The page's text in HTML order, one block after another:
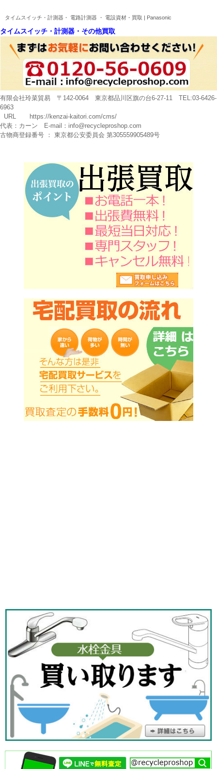
タイムスイッチ・計測器・ 電路計測器 ・ 電設資材・買取 | Panasonic
タイムスイッチ・計測器・その他買取
有限会社玲菜貿易 〒142-0064 東京都品川区旗の台6-27-11 TEL:03-6426-
6963
URL
https://kenzai-kaitori.com/cms/
代表：カーン E-mail： info@recycleproshop.com
古物商登録番号 ： 東京都公安委員会 第305559905489号